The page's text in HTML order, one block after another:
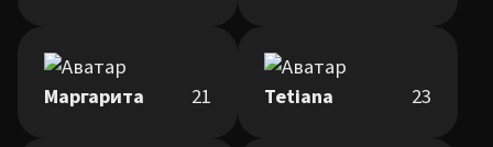
Маргарита 21 Tetiana 23